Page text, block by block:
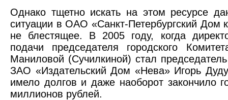
Однако тщетно искать на этом ресурсе
ситуации в ОАО «Санкт-Петербургский Дом
не блестящее. В 2005 году, когда
подачи председателя городского
Маниловой (Сучилкиной) стал
ЗАО «Издательский Дом «Нева» Игорь
имело долгов и даже наоборот закончило
миллионов рублей.